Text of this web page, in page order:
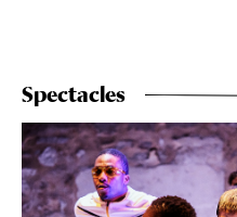
Spectacles